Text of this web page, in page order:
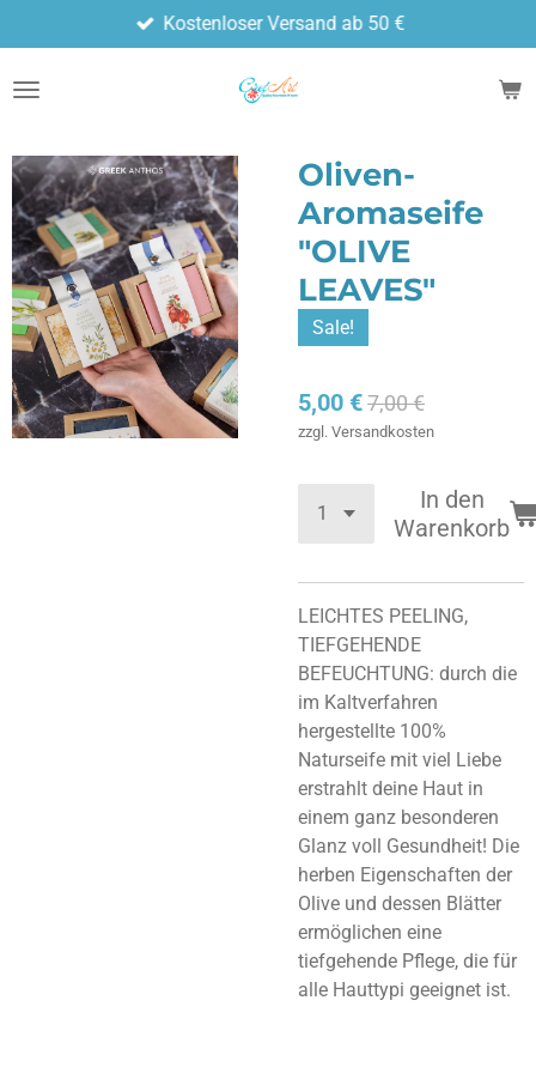
Hauptinhalt
springen
Kostenloser Versand ab 50 €
Oliven-
Aromaseife
"OLIVE
LEAVES"
Sale!
5,00 €7,00 €
zzgl. Versandkosten
In den
Warenkorb
LEICHTES PEELING,
TIEFGEHENDE
BEFEUCHTUNG: durch die
im Kaltverfahren
hergestellte 100%
Naturseife mit viel Liebe
erstrahlt deine Haut in
einem ganz besonderen
Glanz voll Gesundheit! Die
herben Eigenschaften der
Olive und dessen Blätter
ermöglichen eine
tiefgehende Pflege, die für
alle Hauttypi geeignet ist.